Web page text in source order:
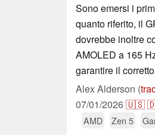
Sono emersi i
quanto riferito, il
dovrebbe inoltre
AMOLED a 165
garantire il
Alex Alderson (
07/01/2026🇺🇸
AMD Zen 5